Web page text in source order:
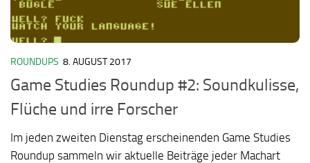
ROUNDUPS 8. AUGUST 2017
Game Studies Roundup #2: Soundkulisse,
Flüche und irre Forscher
Im jeden zweiten Dienstag erscheinenden Game Studies
Roundup sammeln wir aktuelle Beiträge jeder Machart